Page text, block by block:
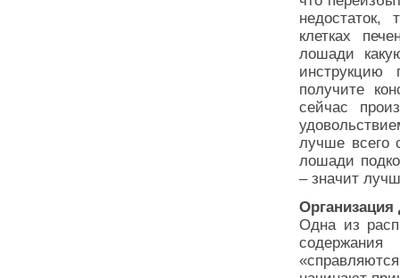
клетках
лошади
получите
сейчас
лучше всего
лошади
– значит
Организация
Одна из